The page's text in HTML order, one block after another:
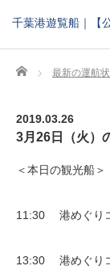
千葉港遊覧船｜【
Home 最新の運航
2019.03.26
3月26日（火）
＜本日の観光船＞
11:30 港めぐり
13:30 港めぐり